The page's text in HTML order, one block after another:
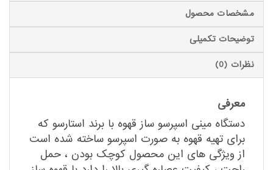
مشخصات محصول
توضیحات تکمیلی
نظرات (0)
معرفی
دستگاه مینی اسپرسو ساز قهوه با برند استارسو که
برای تهیه قهوه به صورت اسپرسو ساخته شده است
از ویژگی های این محصول کوچک بودن ، حمل